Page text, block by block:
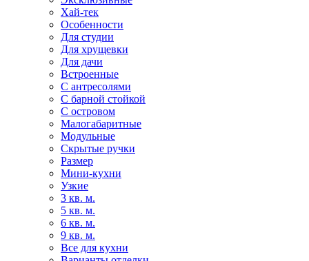
Хай-тек
Особенности
Для студии
Для хрущевки
Для дачи
Встроенные
С антресолями
С барной стойкой
С островом
Малогабаритные
Модульные
Скрытые ручки
Размер
Мини-кухни
Узкие
3 кв. м.
5 кв. м.
6 кв. м.
9 кв. м.
Все для кухни